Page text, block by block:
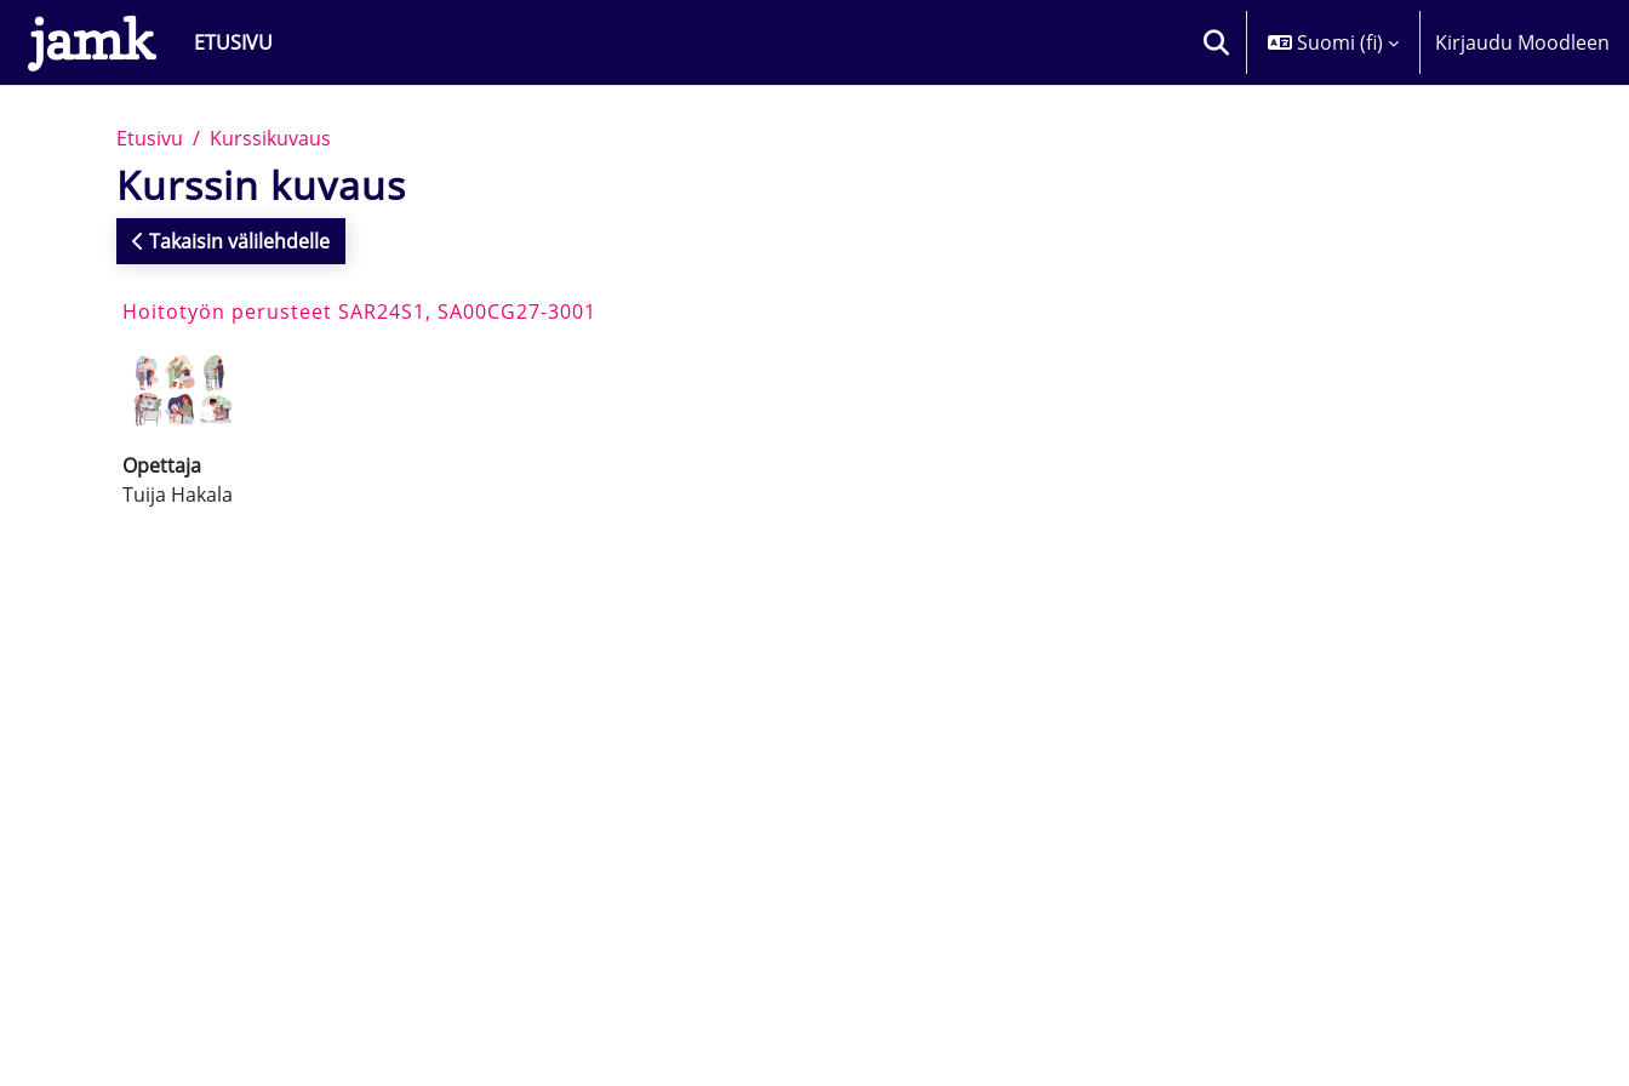
Siirry pääsisältöön
ETUSIVU
VAIHDA HAKUSYÖTTÖÄ
Suomi ‎(fi)‎ Kirjaudu Moodleen
Etusivu Kurssikuvaus
Kurssin kuvaus
Takaisin välilehdelle
Hoitotyön perusteet SAR24S1, SA00CG27-3001
Opettaja
Tuija Hakala